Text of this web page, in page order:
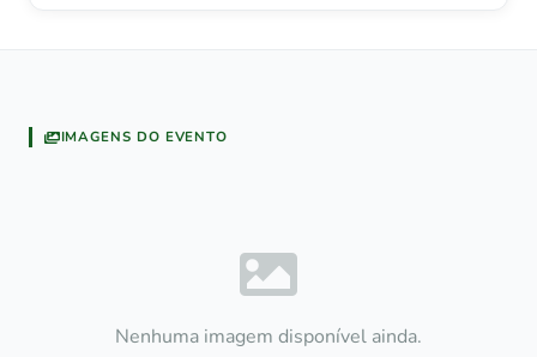
IMAGENS DO EVENTO
Nenhuma imagem disponível ainda.